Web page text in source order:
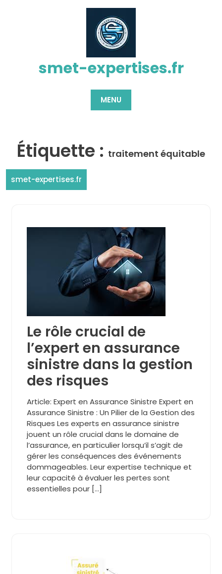
smet-expertises.fr
MENU
Étiquette : traitement équitable
smet-expertises.fr
Le rôle crucial de
l’expert en assurance
sinistre dans la gestion
des risques
Article: Expert en Assurance Sinistre Expert en
Assurance Sinistre : Un Pilier de la Gestion des
Risques Les experts en assurance sinistre
jouent un rôle crucial dans le domaine de
l’assurance, en particulier lorsqu’il s’agit de
gérer les conséquences des événements
dommageables. Leur expertise technique et
leur capacité à évaluer les pertes sont
essentielles pour […]